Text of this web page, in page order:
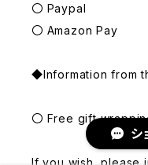
シ
〇 Paypal
〇 Amazon Pay
◆Information from
〇 Free gift
If you wish, please